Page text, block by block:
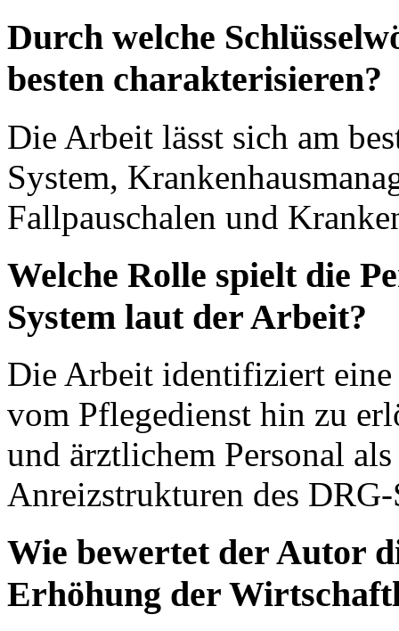
Durch welche
besten charakterisieren?
Die Arbeit lässt sich am
System,
Fallpauschalen und
Welche Rolle spielt die
System laut der Arbeit?
Die Arbeit identifiziert
vom Pflegedienst hin zu
und ärztlichem Personal
Anreizstrukturen des DRG-
Wie bewertet der Autor
Erhöhung der